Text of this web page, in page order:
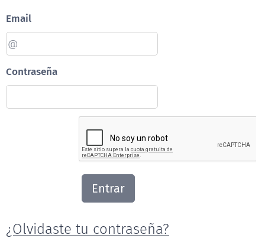
Email
Contraseña
Entrar
¿Olvidaste tu contraseña?